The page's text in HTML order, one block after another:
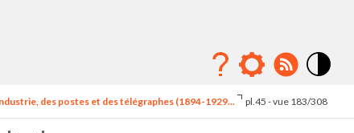
élévé
des postes et des télégraphes (1894-1929... pl.45 - vue 183/308